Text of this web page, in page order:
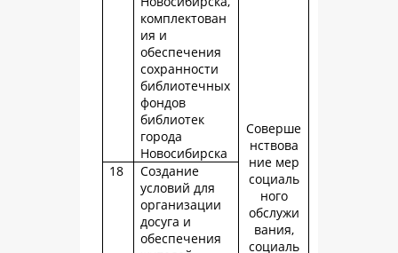
Соверше
нствова
ние мер
социаль
ного
обслужи
вания,
социаль
комплектован
ия и
обеспечения
сохранности
библиотечных
фондов
библиотек
города
Новосибирска
18
Создание
условий для
организации
досуга и
обеспечения